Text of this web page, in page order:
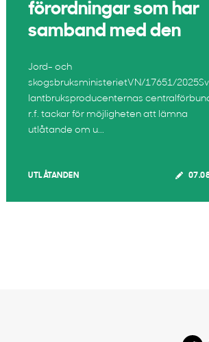
förordningar som har
samband med den
Jord- och
skogsbruksministerietVN/17651/
lantbruksproducenternas
r.f. tackar för möjligheten att lämna
utlåtande om u...
UTLÅTANDEN